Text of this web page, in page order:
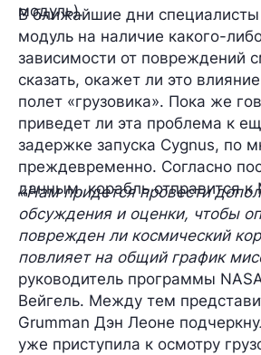
модуль).
В ближайшие дни специалисты
модуль на наличие какого-
зависимости от повреждений
сказать, окажет ли это
полет «грузовика». Пока же
приведет ли эта проблема к
задержке запуска Cygnus, по
преждевременно. Согласно
данным, корабль отправится
«Нам придется провести
обсуждения и оценки, чтобы
поврежден ли космический
повлияет на общий график
руководитель программы
Вейгель. Между тем
Grumman Дэн Леоне
уже приступила к осмотру